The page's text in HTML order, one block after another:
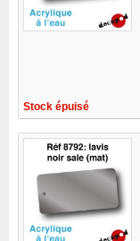
Stock épuisé